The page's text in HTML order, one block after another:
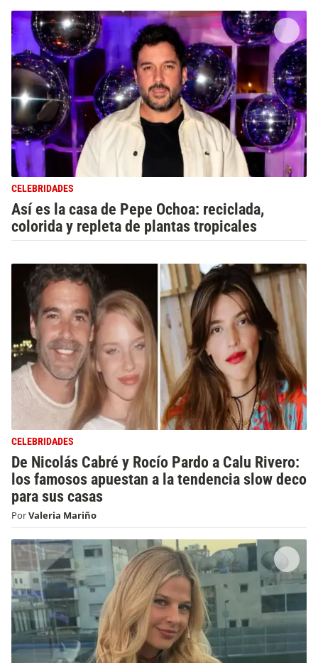
CELEBRIDADES
Así es la casa de Pepe Ochoa: reciclada,
colorida y repleta de plantas tropicales
CELEBRIDADES
De Nicolás Cabré y Rocío Pardo a Calu Rivero:
los famosos apuestan a la tendencia slow deco
para sus casas
PorValeria Mariño